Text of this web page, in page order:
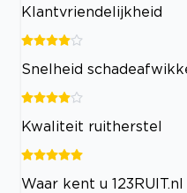
Klantvriendelijkheid
Snelheid
Kwaliteit ruitherstel
Waar kent u 123RUIT.nl